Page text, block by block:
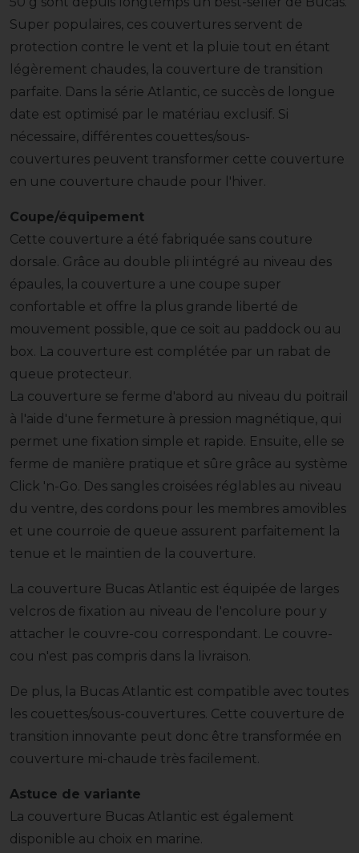
Super populaires, ces couvertures servent de
protection contre le vent et la pluie tout en étant
légèrement chaudes, la couverture de transition
parfaite. Dans la série Atlantic, ce succès de longue
date est optimisé par le matériau exclusif. Si
nécessaire, différentes couettes/sous-
couvertures peuvent transformer cette couverture
en une couverture chaude pour l'hiver.
Coupe/équipement
Cette couverture a été fabriquée sans couture
dorsale. Grâce au double pli intégré au niveau des
épaules, la couverture a une coupe super
confortable et offre la plus grande liberté de
mouvement possible, que ce soit au paddock ou au
box. La couverture est complétée par un rabat de
queue protecteur.
La couverture se ferme d'abord au niveau du poitrail
à l'aide d'une fermeture à pression magnétique, qui
permet une fixation simple et rapide. Ensuite, elle se
ferme de manière pratique et sûre grâce au système
Click 'n-Go. Des sangles croisées réglables au niveau
du ventre, des cordons pour les membres amovibles
et une courroie de queue assurent parfaitement la
tenue et le maintien de la couverture.
La couverture Bucas Atlantic est équipée de larges
velcros de fixation au niveau de l'encolure pour y
attacher le couvre-cou correspondant. Le couvre-
cou n'est pas compris dans la livraison.
De plus, la Bucas Atlantic est compatible avec toutes
les couettes/sous-couvertures. Cette couverture de
transition innovante peut donc être transformée en
couverture mi-chaude très facilement.
Astuce de variante
La couverture Bucas Atlantic est également
disponible au choix en marine.